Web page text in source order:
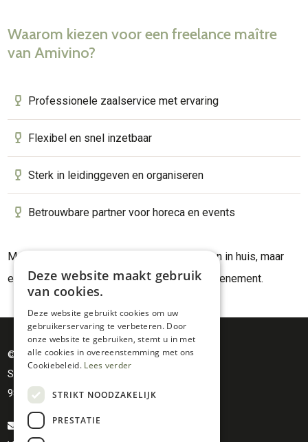
Waarom kiezen voor een freelance maître
van Amivino?
Professionele zaalservice met ervaring
Flexibel en snel inzetbaar
Sterk in leidinggeven en organiseren
Betrouwbare partner voor horeca en events
Met Wesley haal je niet zomaar extra handen in huis, maar
een echte meerwaarde voor jouw zaak of evenement.
© MAY bv
Spoorwegstraat 10
9810 Nazareth - De Pinte
info@amivino.be
Deze website maakt gebruik
van cookies.
Deze website gebruikt cookies om uw
gebruikerservaring te verbeteren. Door
onze website te gebruiken, stemt u in met
alle cookies in overeenstemming met ons
Cookiebeleid. Lees verder
STRIKT NOODZAKELIJK
PRESTATIE